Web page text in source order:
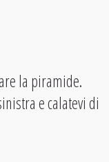
la piramide.
e calatevi di